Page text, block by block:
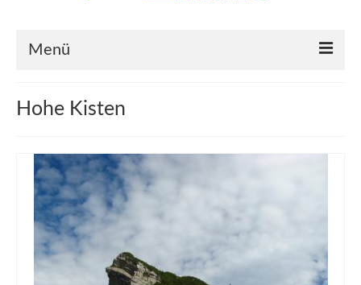
Menü
muveAWAY
muveLIVELY
muveBOLDLY
muveFAR
Hohe Kisten